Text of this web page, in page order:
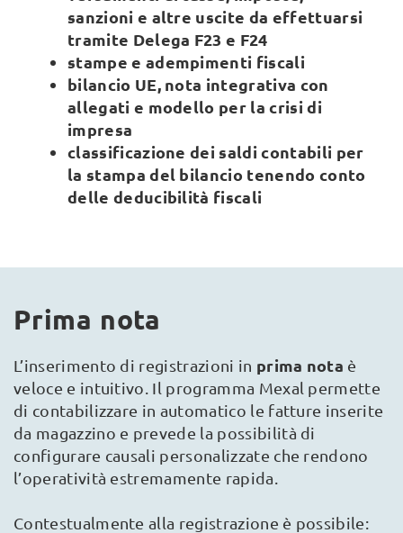
sanzioni e altre uscite da effettuarsi
tramite Delega F23 e F24
stampe e adempimenti fiscali
bilancio UE, nota integrativa con
allegati e modello per la crisi di
impresa
classificazione dei saldi contabili per
la stampa del bilancio tenendo conto
delle deducibilità fiscali
Prima nota
L’inserimento di registrazioni in prima nota è
veloce e intuitivo. Il programma Mexal permette
di contabilizzare in automatico le fatture inserite
da magazzino e prevede la possibilità di
configurare causali personalizzate che rendono
l’operatività estremamente rapida.
Contestualmente alla registrazione è possibile: